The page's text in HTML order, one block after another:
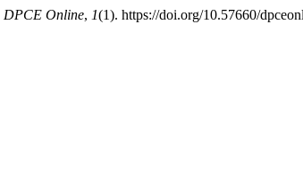
DPCE Online, 1(1). https://doi.org/10.57660/